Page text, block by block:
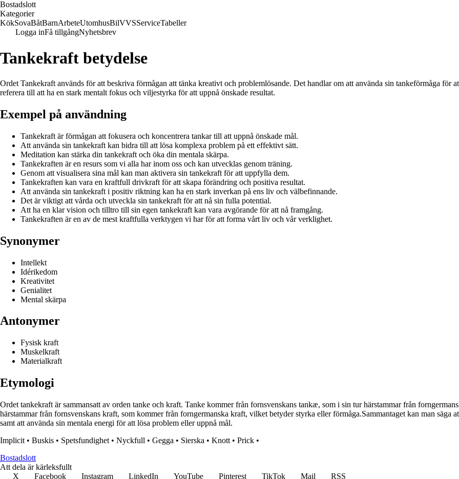
Bostadslott
Kategorier
KökSovaBåtBarnArbeteUtomhusBilVVSServiceTabeller
Logga inFå tillgångNyhetsbrev
Tankekraft betydelse
Ordet Tankekraft används för att beskriva förmågan att tänka kreativt och problemlösande. Det handlar om att använda sin tankeförmåga för
referera till att ha en stark mentalt fokus och viljestyrka för att uppnå önskade resultat.
Exempel på användning
Tankekraft är förmågan att fokusera och koncentrera tankar till att uppnå önskade mål.
Att använda sin tankekraft kan bidra till att lösa komplexa problem på ett effektivt sätt.
Meditation kan stärka din tankekraft och öka din mentala skärpa.
Tankekraften är en resurs som vi alla har inom oss och kan utvecklas genom träning.
Genom att visualisera sina mål kan man aktivera sin tankekraft för att uppfylla dem.
Tankekraften kan vara en kraftfull drivkraft för att skapa förändring och positiva resultat.
Att använda sin tankekraft i positiv riktning kan ha en stark inverkan på ens liv och välbefinnande.
Det är viktigt att vårda och utveckla sin tankekraft för att nå sin fulla potential.
Att ha en klar vision och tilltro till sin egen tankekraft kan vara avgörande för att nå framgång.
Tankekraften är en av de mest kraftfulla verktygen vi har för att forma vårt liv och vår verklighet.
Synonymer
Intellekt
Idérikedom
Kreativitet
Genialitet
Mental skärpa
Antonymer
Fysisk kraft
Muskelkraft
Materialkraft
Etymologi
Ordet tankekraft är sammansatt av orden tanke och kraft. Tanke kommer från fornsvenskans tankæ, som i sin tur härstammar från
härstammar från fornsvenskans kraft, som kommer från forngermanska kraft, vilket betyder styrka eller förmåga.Sammantaget kan man säga
samt att använda sin mentala energi för att lösa problem eller uppnå mål.
Implicit • Buskis • Spetsfundighet • Nyckfull • Gegga • Sierska • Knott • Prick •
Bostadslott
Att dela är kärleksfullt
X
Facebook Instagram LinkedIn YouTube Pinterest TikTok Mail
RSS